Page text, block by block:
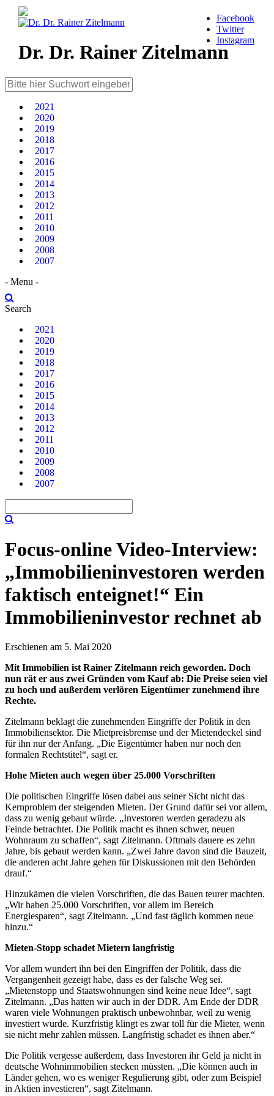
Dr. Dr. Rainer Zitelmann
Facebook
Twitter
Instagram
2021
2020
2019
2018
2017
2016
2015
2014
2013
2012
2011
2010
2009
2008
2007
- Menu -
Search
2021
2020
2019
2018
2017
2016
2015
2014
2013
2012
2011
2010
2009
2008
2007
Focus-online Video-Interview:
„Immobilieninvestoren werden
faktisch enteignet!“ Ein
Immobilieninvestor rechnet ab
Erschienen am 5. Mai 2020
Mit Immobilien ist Rainer Zitelmann reich geworden. Doch
nun rät er aus zwei Gründen vom Kauf ab: Die Preise seien viel
zu hoch und außerdem verlören Eigentümer zunehmend ihre
Rechte.
Zitelmann beklagt die zunehmenden Eingriffe der Politik in den
Immobiliensektor. Die Mietpreisbremse und der Mietendeckel sind
für ihn nur der Anfang. „Die Eigentümer haben nur noch den
formalen Rechtstitel“, sagt er.
Hohe Mieten auch wegen über 25.000 Vorschriften
Die politischen Eingriffe lösen dabei aus seiner Sicht nicht das
Kernproblem der steigenden Mieten. Der Grund dafür sei vor allem,
dass zu wenig gebaut würde. „Investoren werden geradezu als
Feinde betrachtet. Die Politik macht es ihnen schwer, neuen
Wohnraum zu schaffen“, sagt Zitelmann. Oftmals dauere es zehn
Jahre, bis gebaut werden kann. „Zwei Jahre davon sind die Bauzeit,
die anderen acht Jahre gehen für Diskussionen mit den Behörden
drauf.“
Hinzukämen die vielen Vorschriften, die das Bauen teurer machten.
„Wir haben 25.000 Vorschriften, vor allem im Bereich
Energiesparen“, sagt Zitelmann. „Und fast täglich kommen neue
hinzu.“
Mieten-Stopp schadet Mietern langfristig
Vor allem wundert ihn bei den Eingriffen der Politik, dass die
Vergangenheit gezeigt habe, dass es der falsche Weg sei.
„Mietenstopp und Staatswohnungen sind keine neue Idee“, sagt
Zitelmann. „Das hatten wir auch in der DDR. Am Ende der DDR
waren viele Wohnungen praktisch unbewohnbar, weil zu wenig
investiert wurde. Kurzfristig klingt es zwar toll für die Mieter, wenn
sie nicht mehr zahlen müssen. Langfristig schadet es ihnen aber.“
Die Politik vergesse außerdem, dass Investoren ihr Geld ja nicht in
deutsche Wohnimmobilien stecken müssten. „Die können auch in
Länder gehen, wo es weniger Regulierung gibt, oder zum Beispiel
in Aktien investieren“, sagt Zitelmann.